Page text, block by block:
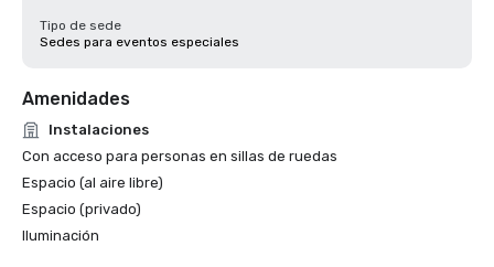
Tipo de sede
Sedes para eventos especiales
Amenidades
Instalaciones
Con acceso para personas en sillas de ruedas
Espacio (al aire libre)
Espacio (privado)
Iluminación